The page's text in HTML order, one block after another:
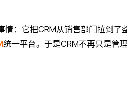
：它把CRM从销售部门拉到了
统一平台。于是CRM不再只是管